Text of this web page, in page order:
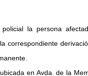
la persona
correspondiente
en Avda. de la